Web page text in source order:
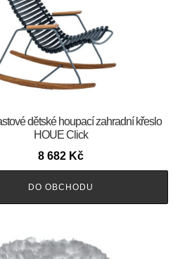
dětské houpací zahradní křeslo
HOUE Click
8 682 Kč
DO OBCHODU